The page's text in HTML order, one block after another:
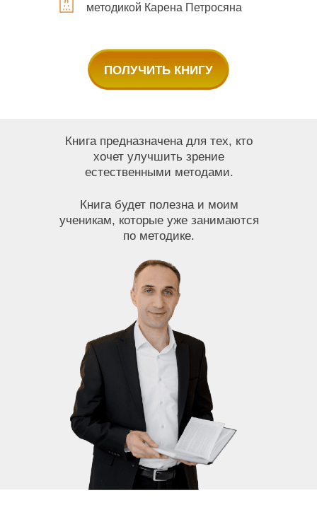
методикой Карена Петросяна
ПОЛУЧИТЬ КНИГУ
Книга предназначена для тех, кто
хочет улучшить зрение
естественными методами.
Книга будет полезна и моим
ученикам, которые уже занимаются
по методике.